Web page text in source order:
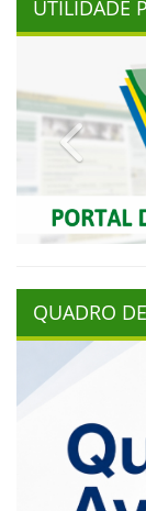
UTILIDADE
QUADRO